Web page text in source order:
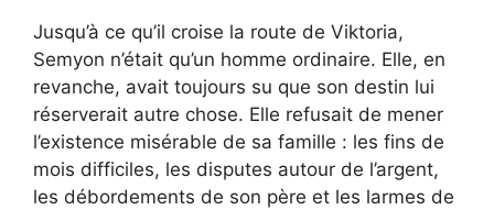
Jusqu’à ce qu’il croise la route de Viktoria,
Semyon n’était qu’un homme ordinaire. Elle, en
revanche, avait toujours su que son destin lui
réserverait autre chose. Elle refusait de mener
l’existence misérable de sa famille : les fins de
mois difficiles, les disputes autour de l’argent,
les débordements de son père et les larmes de